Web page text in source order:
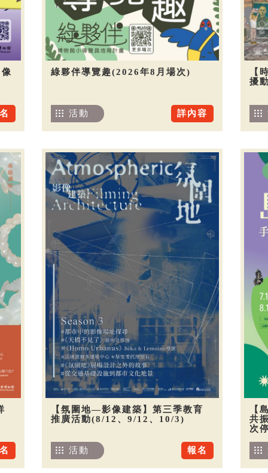
綠夥伴導覽趣(2026年8月場次)
詳內容
活動
【
擾
【氛圍地—影像建築】第三季教育
推廣活動(8/12、9/12、10/3)
報名
活動
【
共
次